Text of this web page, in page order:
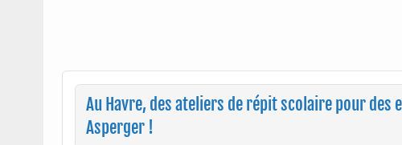
Au Havre, des ateliers de répit scolaire pour
Asperger !